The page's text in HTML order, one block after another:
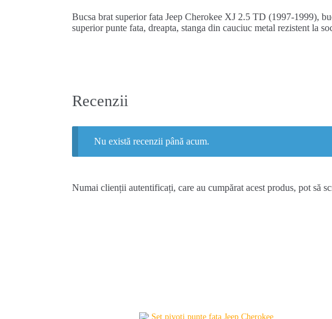
Bucsa brat superior fata Jeep Cherokee XJ 2.5 TD (1997-1999),
superior punte fata, dreapta, stanga din cauciuc metal rezistent la
Recenzii
Nu există recenzii până acum.
Numai clienții autentificați, care au cumpărat acest produs, pot să